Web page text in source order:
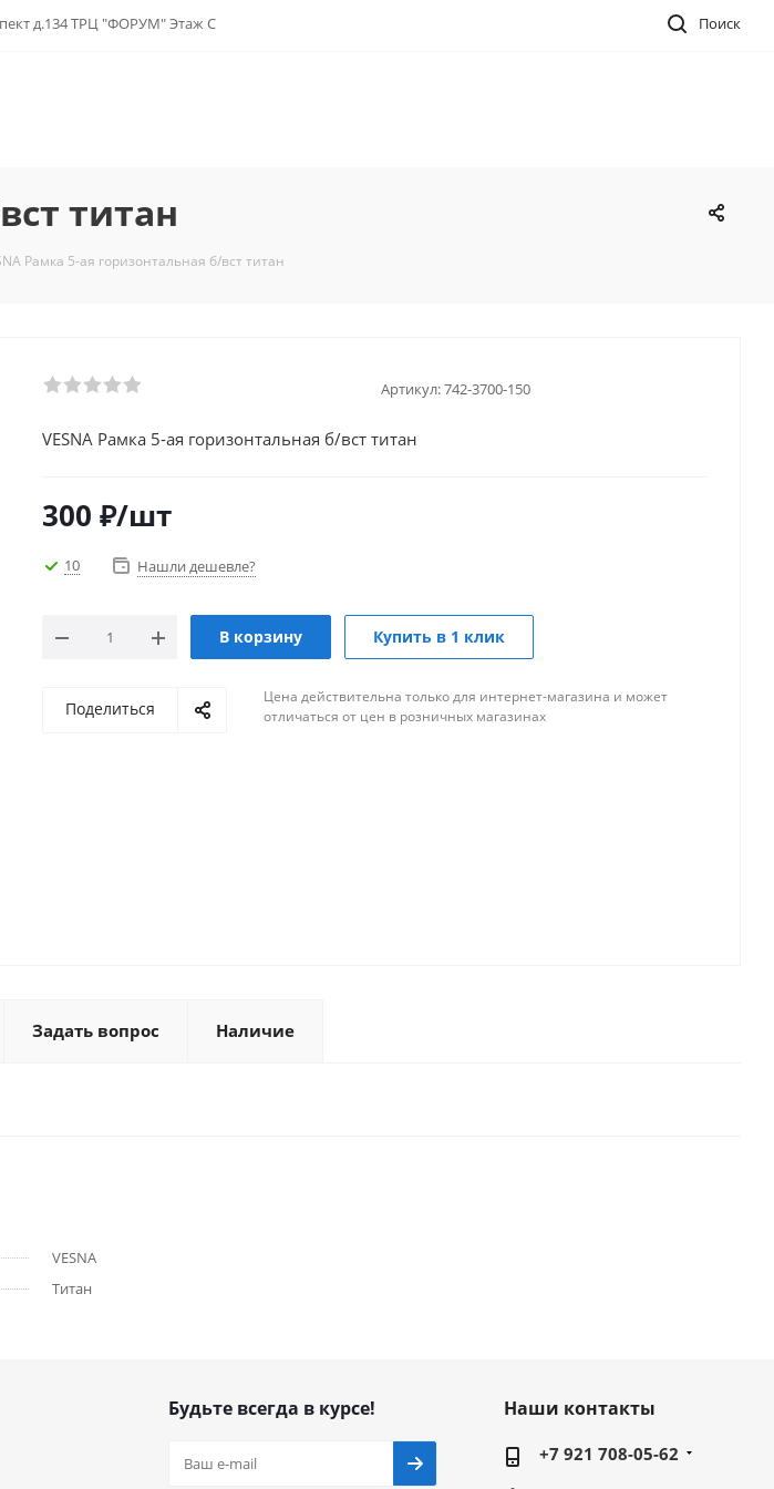
д.134 ТРЦ "ФОРУМ" Этаж С Поиск
титан
Рамка 5-ая горизонтальная б/вст титан
Артикул:742-3700-150
VESNA Рамка 5-ая горизонтальная б/вст титан
300 ₽/шт
10 Нашли дешевле?
В корзину Купить в 1 клик
Поделиться
Цена действительна только для интернет-магазина и может
отличаться от цен в розничных магазинах
Задать вопрос Наличие
VESNA
Титан
Будьте всегда в курсе! Наши контакты
+7 921 708-05-62